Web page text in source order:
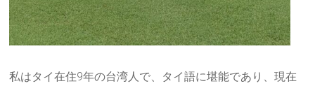
私はタイ在住9年の台湾人で、タイ語に堪能であり、現在